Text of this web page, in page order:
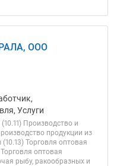
ООО
Услуги
Производство и
продукции из
Торговля оптовая
оптовая
рыбу, ракообразных и